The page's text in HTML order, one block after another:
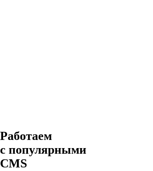
Работаем
с популярными
CMS